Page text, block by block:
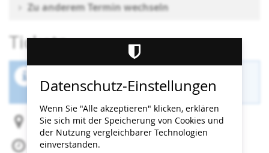
Zu anderem Termin wechseln
Tickets
ist beendet.
Heidi Horten Collection
Sa, 11. Juli 2026
Datenschutz-Einstellungen
Wenn Sie "Alle akzeptieren" klicken, erklären
Sie sich mit der Speicherung von Cookies und
der Nutzung vergleichbarer Technologien
einverstanden.